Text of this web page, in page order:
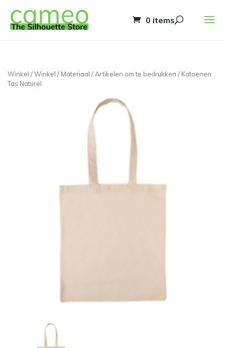
0 items
Winkel /Winkel / Materiaal / Artikelen om te bedrukken / Katoenen
Tas Naturel